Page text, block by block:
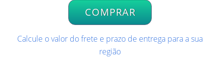
COMPRAR
Calcule o valor do frete e prazo de entrega para a sua
região